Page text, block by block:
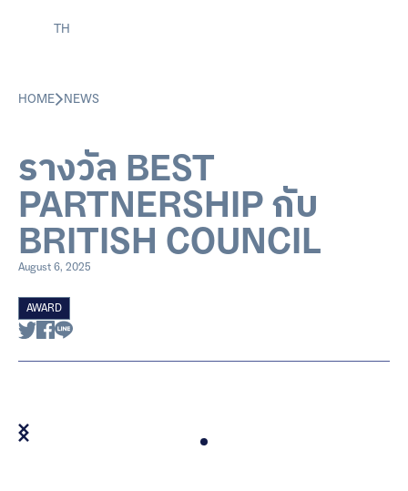
TH
HOME NEWS
รางวัล BEST
PARTNERSHIP กับ
BRITISH COUNCIL
August 6, 2025
AWARD